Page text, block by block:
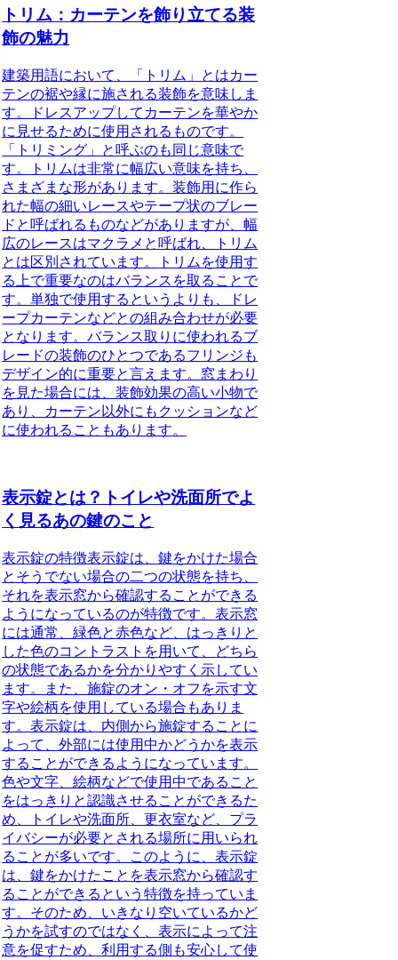
トリム：カーテンを飾り立てる装
飾の魅力
建築用語において、「トリム」とはカー
テンの裾や縁に施される装飾を意味しま
す。ドレスアップしてカーテンを華やか
に見せるために使用されるものです。
「トリミング」と呼ぶのも同じ意味で
す。
トリムは非常に幅広い意味を持ち、
さまざまな形があります。装飾用に作ら
れた幅の細いレースやテープ状のブレー
ドと呼ばれるものなどがありますが、幅
広のレースはマクラメと呼ばれ、トリム
とは区別されています。
トリムを使用す
る上で重要なのはバランスを取ることで
す。単独で使用するというよりも、ドレ
ープカーテンなどとの組み合わせが必要
となります。バランス取りに使われるブ
レードの装飾のひとつであるフリンジも
デザイン的に重要と言えます。 窓まわり
を見た場合には、装飾効果の高い小物で
あり、カーテン以外にもクッションなど
に使われることもあります。
表示錠とは？トイレや洗面所でよ
く見るあの鍵のこと
表示錠の特徴表示錠は、鍵をかけた場合
とそうでない場合の二つの状態を持ち、
それを表示窓から確認することができる
ようになっているのが特徴です。表示窓
には通常、緑色と赤色など、はっきりと
した色のコントラストを用いて、どちら
の状態であるかを分かりやすく示してい
ます。また、施錠のオン・オフを示す文
字や絵柄を使用している場合もありま
す。表示錠は、内側から施錠することに
よって、外部には使用中かどうかを表示
することができるようになっています。
色や文字、絵柄などで使用中であること
をはっきりと認識させることができるた
め、トイレや洗面所、更衣室など、プラ
イバシーが必要とされる場所に用いられ
ることが多いです。このように、表示錠
は、鍵をかけたことを表示窓から確認す
ることができるという特徴を持っていま
す。そのため、いきなり空いているかど
うかを試すのではなく、表示によって注
意を促すため、利用する側も安心して使